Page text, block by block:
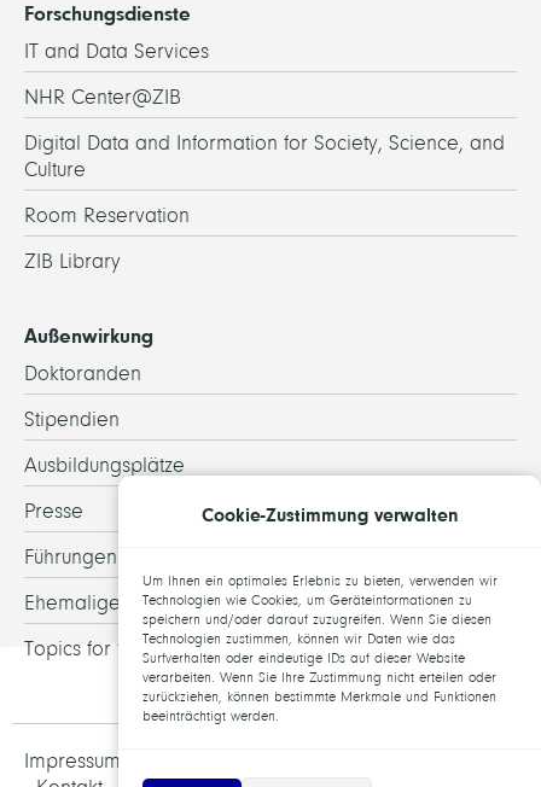
Forschungsdienste
IT and Data Services
NHR Center@ZIB
Digital Data and Information for Society, Science, and
Culture
Room Reservation
ZIB Library
Außenwirkung
Doktoranden
Stipendien
Ausbildungsplätze
Presse
Führungen
Ehemalige
Topics for theses
Impressum und Datenschutz
Cookie-Zustimmung verwalten
Um Ihnen ein optimales Erlebnis zu bieten, verwenden wir
Technologien wie Cookies, um Geräteinformationen zu
speichern und/oder darauf zuzugreifen. Wenn Sie diesen
Technologien zustimmen, können wir Daten wie das
Surfverhalten oder eindeutige IDs auf dieser Website
verarbeiten. Wenn Sie Ihre Zustimmung nicht erteilen oder
zurückziehen, können bestimmte Merkmale und Funktionen
beeinträchtigt werden.